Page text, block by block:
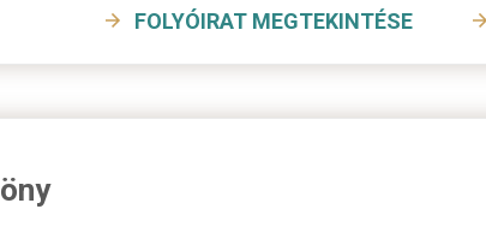
FOLYÓIRAT MEGTEKINTÉSE